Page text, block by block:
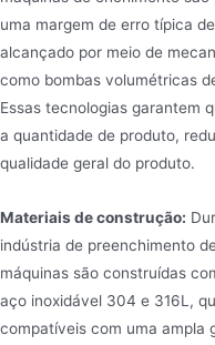
uma margem de erro típica
alcançado por meio de
como bombas volumétricas
Essas tecnologias garantem
a quantidade de produto,
qualidade geral do produto.
Materiais de construção:
indústria de preenchimento
máquinas são construídas
aço inoxidável 304 e 316L,
compatíveis com uma ampla